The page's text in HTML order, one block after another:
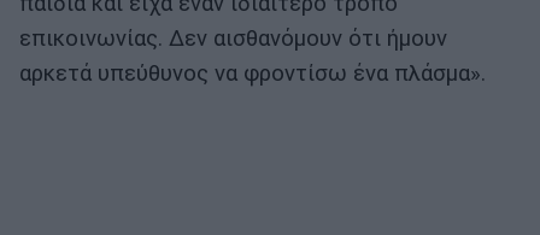
επικοινωνίας. Δεν αισθανόμουν ότι ήμουν
αρκετά υπεύθυνος να φροντίσω ένα πλάσμα».